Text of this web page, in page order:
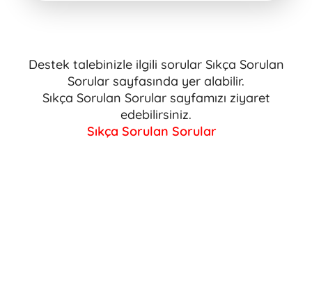
Destek talebinizle ilgili sorular Sıkça Sorulan
Sorular sayfasında yer alabilir.
Sıkça Sorulan Sorular sayfamızı ziyaret
edebilirsiniz.
Sıkça Sorulan Sorular